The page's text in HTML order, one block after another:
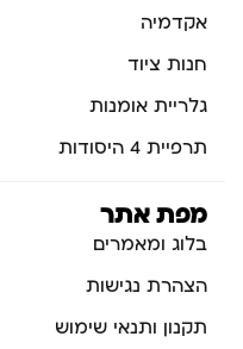
אקדמיה
חנות ציוד
גלריית אומנות
תרפיית 4 היסודות
מפת אתר
בלוג ומאמרים
הצהרת נגישות
תקנון ותנאי שימוש